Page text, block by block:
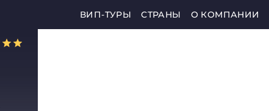
ВИП-ТУРЫ СТРАНЫ О КОМПАНИИ